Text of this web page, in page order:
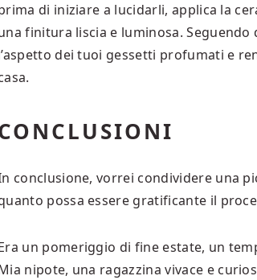
di iniziare a lucidarli, applica la
finitura liscia e luminosa.
dei tuoi gessetti profumati e
conclusione, vorrei condividere una
possa essere gratificante il
un pomeriggio di fine estate, un
nipote, una ragazzina vivace e